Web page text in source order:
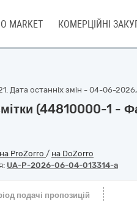
MARKET КОМЕРЦІЙНІ
Дата останніх змін - 04-06-
(44810000-1 -
на ProZorro / на DoZorro
UA-P-2026-06-04-013314-a
подачі пропозицій